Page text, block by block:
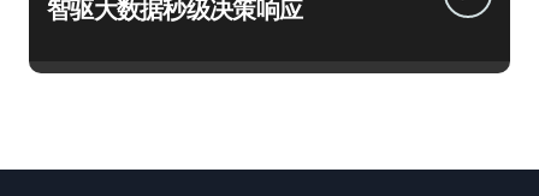
智驱大数据秒级决策响应